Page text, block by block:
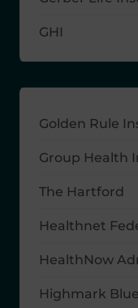
GHI
Golden Rule
Group Health
The Hartford
Healthnet
HealthNow
Highmark